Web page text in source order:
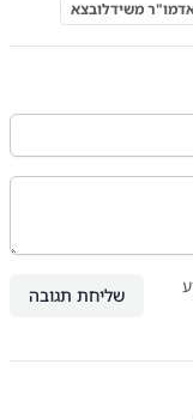
משידלובצא
שליחת תגובה